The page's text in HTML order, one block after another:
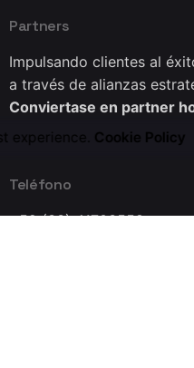
Partners
Impulsando clientes al
a través de alianzas
Conviertase en partner
Teléfono
+52 (33) 41703558
experience. Cookie Policy